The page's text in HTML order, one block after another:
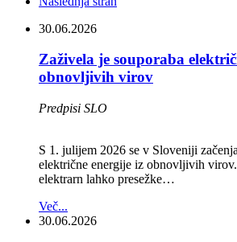
30.06.2026
Zaživela je souporaba
obnovljivih virov
Predpisi SLO
S 1. julijem 2026 se v Sloveniji
električne energije iz obnovljivih
elektrarn lahko presežke…
Več...
30.06.2026